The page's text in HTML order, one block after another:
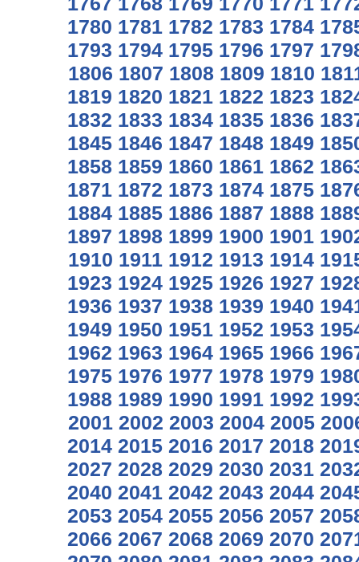
1780 1781 1782 1783 1784
1793 1794 1795 1796 1797
1806 1807 1808 1809 1810
1819 1820 1821 1822 1823
1832 1833 1834 1835 1836
1845 1846 1847 1848 1849
1858 1859 1860 1861 1862
1871 1872 1873 1874 1875
1884 1885 1886 1887 1888
1897 1898 1899 1900 1901
1910 1911 1912 1913 1914
1923 1924 1925 1926 1927
1936 1937 1938 1939 1940
1949 1950 1951 1952 1953
1962 1963 1964 1965 1966
1975 1976 1977 1978 1979
1988 1989 1990 1991 1992
2001 2002 2003 2004 2005
2014 2015 2016 2017 2018
2027 2028 2029 2030 2031
2040 2041 2042 2043 2044
2053 2054 2055 2056 2057
2066 2067 2068 2069 2070